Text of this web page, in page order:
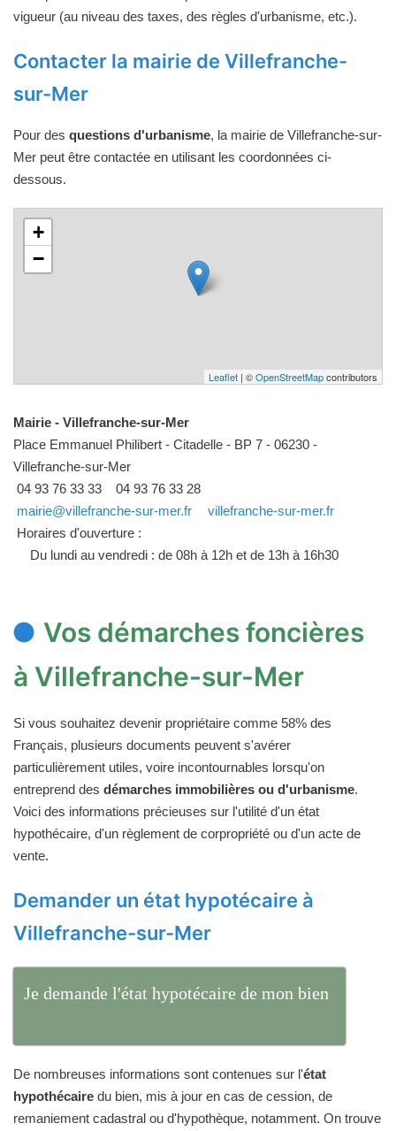
vigueur (au niveau des taxes, des règles d'urbanisme, etc.).
Contacter la mairie de Villefranche-
sur-Mer
Pour des questions d'urbanisme, la mairie de Villefranche-sur-
Mer peut être contactée en utilisant les coordonnées ci-
dessous.
+
−
Leaflet | ©OpenStreetMapcontributors
Mairie - Villefranche-sur-Mer
Place Emmanuel Philibert - Citadelle - BP 7 - 06230 -
Villefranche-sur-Mer
04 93 76 33 33
04 93 76 33 28
mairie@villefranche-sur-mer.fr
villefranche-sur-mer.fr
Horaires d'ouverture :
Du lundi au vendredi : de 08h à 12h et de 13h à 16h30
Vos démarches foncières
à Villefranche-sur-Mer
Si vous souhaitez devenir propriétaire comme 58% des
Français, plusieurs documents peuvent s'avérer
particulièrement utiles, voire incontournables lorsqu'on
entreprend des démarches immobilières ou d'urbanisme.
Voici des informations précieuses sur l'utilité d'un état
hypothécaire, d'un règlement de corpropriété ou d'un acte de
vente.
Demander un état hypotécaire à
Villefranche-sur-Mer
Je demande l'état hypotécaire de mon bien
De nombreuses informations sont contenues sur l'état
hypothécaire du bien, mis à jour en cas de cession, de
remaniement cadastral ou d'hypothèque, notamment. On trouve